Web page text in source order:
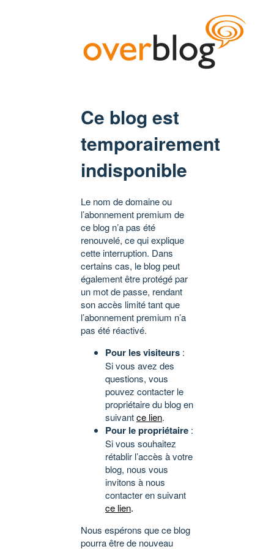
Ce blog est
temporairement
indisponible
Le nom de domaine ou
l’abonnement premium de
ce blog n’a pas été
renouvelé, ce qui explique
cette interruption. Dans
certains cas, le blog peut
également être protégé par
un mot de passe, rendant
son accès limité tant que
l’abonnement premium n’a
pas été réactivé.
Pour les visiteurs :
Si vous avez des
questions, vous
pouvez contacter le
propriétaire du blog en
suivantce lien.
Pour le propriétaire :
Si vous souhaitez
rétablir l’accès à votre
blog, nous vous
invitons à nous
contacter en suivant
ce lien.
Nous espérons que ce blog
pourra être de nouveau